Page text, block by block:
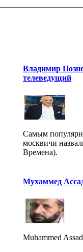
Владимир
телеведущий
Самым
москвичи
Времена).
Мухаммед
Muhammed